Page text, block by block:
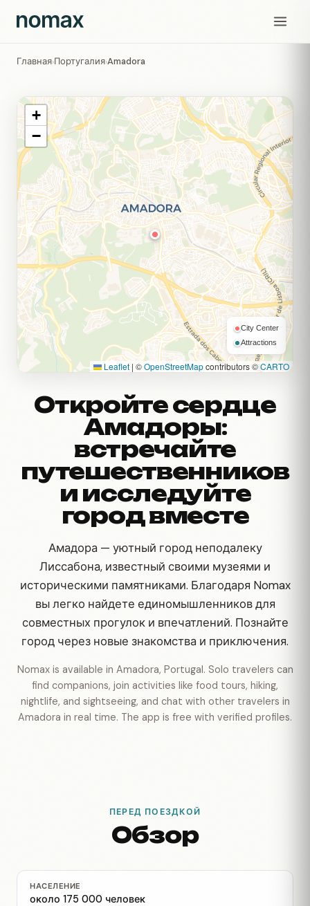
Главная›Португалия›Amadora
Откройте сердце
Амадоры:
встречайте
путешественников
и исследуйте
город вместе
Амадора — уютный город неподалеку
Лиссабона, известный своими музеями и
историческими памятниками. Благодаря Nomax
вы легко найдете единомышленников для
совместных прогулок и впечатлений. Познайте
город через новые знакомства и приключения.
Nomax is available in Amadora, Portugal. Solo travelers can
find companions, join activities like food tours, hiking,
nightlife, and sightseeing, and chat with other travelers in
Amadora in real time. The app is free with verified profiles.
+
−
City Center
Attractions
Leaflet | ©OpenStreetMapcontributors ©CARTO
ПЕРЕД ПОЕЗДКОЙ
Обзор
НАСЕЛЕНИЕ
около 175 000 человек